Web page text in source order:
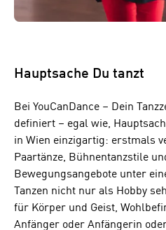
Hauptsache Du tanzt
Bei YouCanDance – Dein
definiert – egal wie,
in Wien einzigartig: erstmals
Paartänze, Bühnentanzstile
Bewegungsangebote unter
Tanzen nicht nur als Hobby
für Körper und Geist,
Anfänger oder Anfängerin